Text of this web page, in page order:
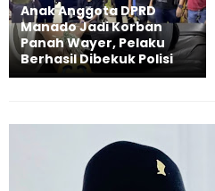
Anak Anggota DPRD
Manado Jadi Korban
Panah Wayer, Pelaku
Berhasil Dibekuk Polisi